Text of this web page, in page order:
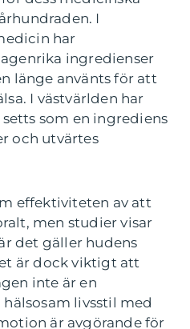
I
har
ingredienser
länge använts för att
I västvärlden har
som en ingrediens
och utvärtes
effektiviteten av att
men studier visar
det gäller hudens
är dock viktigt att
inte är en
livsstil med
är avgörande för